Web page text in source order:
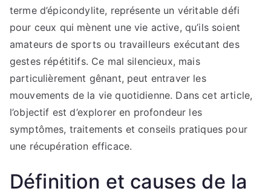
terme d’épicondylite, représente un véritable défi
pour ceux qui mènent une vie active, qu’ils soient
amateurs de sports ou travailleurs exécutant des
gestes répétitifs. Ce mal silencieux, mais
particulièrement gênant, peut entraver les
mouvements de la vie quotidienne. Dans cet article,
l’objectif est d’explorer en profondeur les
symptômes, traitements et conseils pratiques pour
une récupération efficace.
Définition et causes de la